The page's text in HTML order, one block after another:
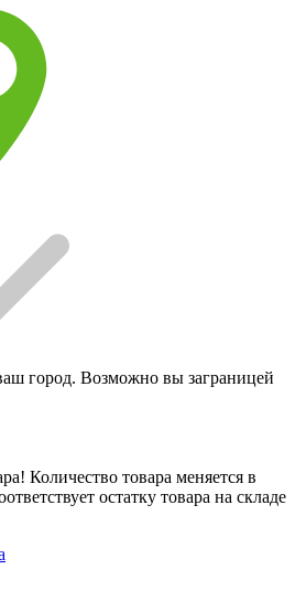
город. Возможно вы заграницей
Количество товара меняется в
остатку товара на складе